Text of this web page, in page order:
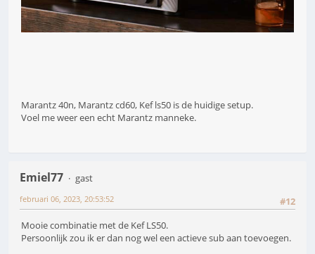
Marantz 40n, Marantz cd60, Kef ls50 is de huidige setup.
Voel me weer een echt Marantz manneke.
Emiel77
gast
#12
februari 06, 2023, 20:53:52
Mooie combinatie met de Kef LS50.
Persoonlijk zou ik er dan nog wel een actieve sub aan toevoegen.